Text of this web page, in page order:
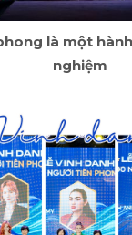
là một
nghiệm